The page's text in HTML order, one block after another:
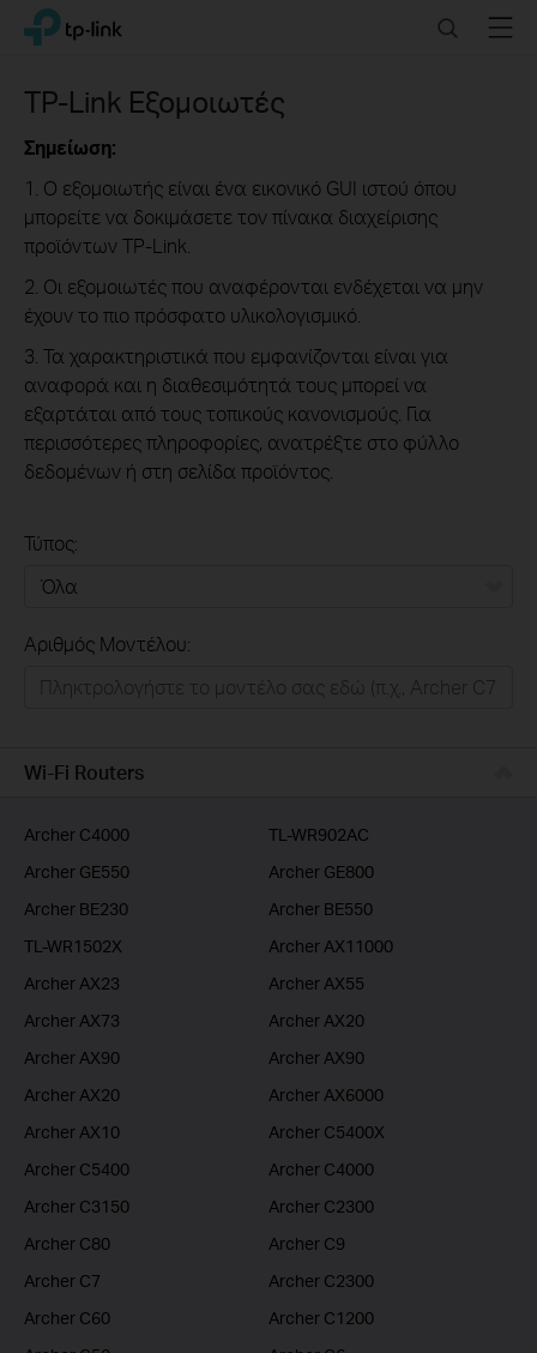
Click
the
navigation
bar
TP-Link, Reliably Smart SearchMenu
TP-Link Εξομοιωτές
Σημείωση:
1. Ο εξομοιωτής είναι ένα εικονικό GUI ιστού όπου
μπορείτε να δοκιμάσετε τον πίνακα διαχείρισης
προϊόντων TP-Link.
2. Οι εξομοιωτές που αναφέρονται ενδέχεται να μην
έχουν το πιο πρόσφατο υλικολογισμικό.
3. Τα χαρακτηριστικά που εμφανίζονται είναι για
αναφορά και η διαθεσιμότητά τους μπορεί να
εξαρτάται από τους τοπικούς κανονισμούς. Για
περισσότερες πληροφορίες, ανατρέξτε στο φύλλο
δεδομένων ή στη σελίδα προϊόντος.
Τύπος:
Επιχειρησεις
Αριθμός Μοντέλου:
Wi-Fi Routers
Archer C4000
TL-WR902AC
Archer GE550
Archer GE800
Archer BE230
Archer BE550
TL-WR1502X
Archer AX11000
Archer AX23
Archer AX55
Archer AX73
Archer AX20
Archer AX90
Archer AX90
Archer AX20
Archer AX6000
Archer AX10
Archer C5400X
Archer C5400
Archer C4000
Archer C3150
Archer C2300
Archer C80
Archer C9
Archer C7
Archer C2300
Archer C60
Archer C1200